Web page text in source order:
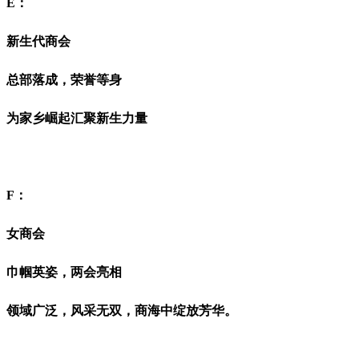
新生代商会
总部落成，荣誉等身
为家乡崛起汇聚新生力量
F：
女商会
巾帼英姿，两会亮相
领域广泛，风采无双 ， 商海中绽放芳华。